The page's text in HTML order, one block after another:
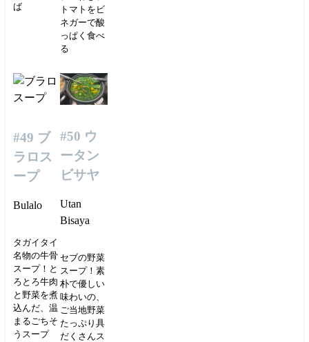
ば
トマトをビ
ネガーで酸
っぱく食べ
る
#49 ブ
ラロス
ープ
Bulalo
タガイタイ
名物の牛骨
スープ！と
ろとろ牛肉
と野菜を煮
込んだ、温
まるごちそ
うスープ
#50 ウ
ータン
ビサヤ
Utan
Bisaya
セブの野菜
スープ！素
朴で優しい
味わいの、
ご当地野菜
たっぷり具
だくさんス